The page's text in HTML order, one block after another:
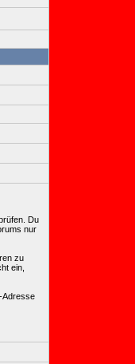
Du
nur
zu
ein,
Adresse